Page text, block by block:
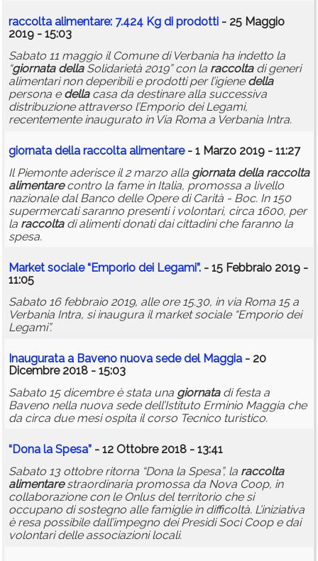
raccolta alimentare: 7.424 Kg di prodotti - 25 Maggio
2019 - 15:03
Sabato 11 maggio il Comune di Verbania ha indetto la
“giornata dellaSolidarietà 2019” con la raccoltadi generi
alimentari non deperibili e prodotti per l’igiene della
persona e dellacasa da destinare alla successiva
distribuzione attraverso l’Emporio dei Legami,
recentemente inaugurato in Via Roma a Verbania Intra.
giornata della raccolta alimentare- 1 Marzo 2019 - 11:27
Il Piemonte aderisce il 2 marzo alla giornata della raccolta
alimentarecontro la fame in Italia, promossa a livello
nazionale dal Banco delle Opere di Carità - Boc. In 150
supermercati saranno presenti i volontari, circa 1600, per
la raccoltadi alimenti donati dai cittadini che faranno la
spesa.
Market sociale “Emporio dei Legami”. - 15 Febbraio 2019 -
11:05
Sabato 16 febbraio 2019, alle ore 15.30, in via Roma 15 a
Verbania Intra, si inaugura il market sociale “Emporio dei
Legami”.
Inaugurata a Baveno nuova sede del Maggia - 20
Dicembre 2018 - 15:03
Sabato 15 dicembre è stata una giornatadi festa a
Baveno nella nuova sede dell’Istituto Erminio Maggia che
da circa due mesi ospita il corso Tecnico turistico.
“Dona la Spesa” - 12 Ottobre 2018 - 13:41
Sabato 13 ottobre ritorna “Dona la Spesa”, la raccolta
alimentarestraordinaria promossa da Nova Coop, in
collaborazione con le Onlus del territorio che si
occupano di sostegno alle famiglie in difficoltà. L’iniziativa
è resa possibile dall’impegno dei Presidi Soci Coop e dai
volontari delle associazioni locali.